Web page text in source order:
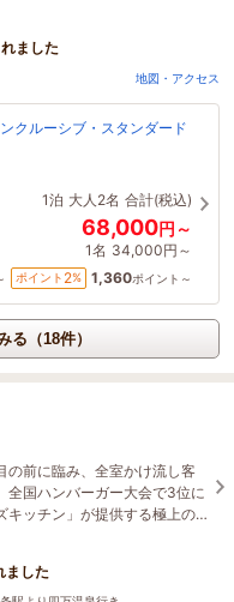
な時間をお過ごしください。
ました
地図・アクセス
クルーシブ・スタンダード
1泊 大人2名 合計(税込)
68,000円～
1名 34,000円～
ポイント 2% 1,360ポイント～
る（18件）
の前に臨み、全室かけ流し客
全国ハンバーガー大会で3位に
キッチン」が提供する極上の
特別なひと時を。
ました